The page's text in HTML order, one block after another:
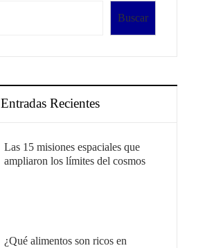
Buscar
Entradas Recientes
Las 15 misiones espaciales que
ampliaron los límites del cosmos
¿Qué alimentos son ricos en